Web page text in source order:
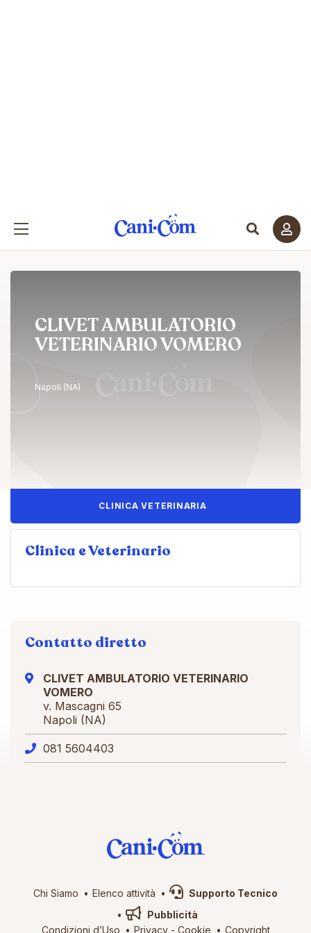
CLIVET AMBULATORIO
VETERINARIO VOMERO
Napoli (NA)
CLINICA VETERINARIA
Clinica e Veterinario
Contatto diretto
CLIVET AMBULATORIO VETERINARIO
VOMERO
v. Mascagni 65
Napoli (NA)
081 5604403
Chi Siamo Elenco attività
Supporto Tecnico
Pubblicità
Condizioni d’Uso
Privacy- Cookie Copyright